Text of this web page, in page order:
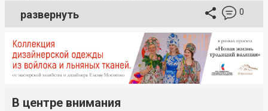
развернуть 0
В центре внимания